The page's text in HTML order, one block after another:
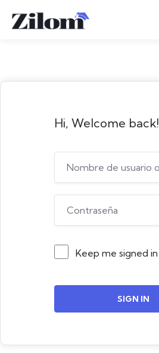
Hi, Welcome back!
Keep me signed in
SIGN IN